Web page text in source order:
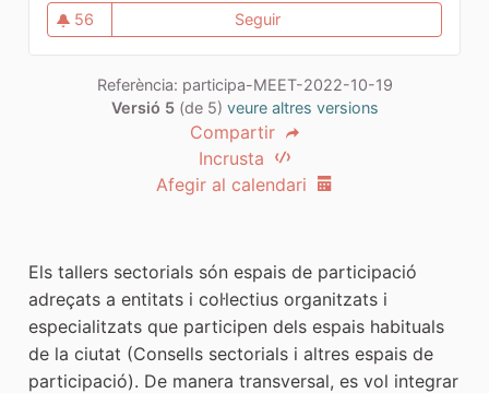
56
56 seguidores
Seguir
Referència: participa-MEET-2022-10-19
Versió 5(de 5) veure altres versions
Compartir
Incrusta
Afegir al calendari
Els tallers sectorials són espais de participació
adreçats a entitats i col·lectius organitzats i
especialitzats que participen dels espais habituals
de la ciutat (Consells sectorials i altres espais de
participació). De manera transversal, es vol integrar